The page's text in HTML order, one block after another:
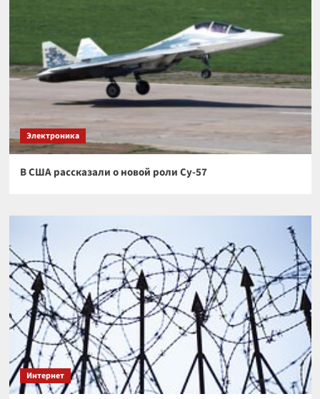
Электроника
В США рассказали о новой роли Су-57
Интернет